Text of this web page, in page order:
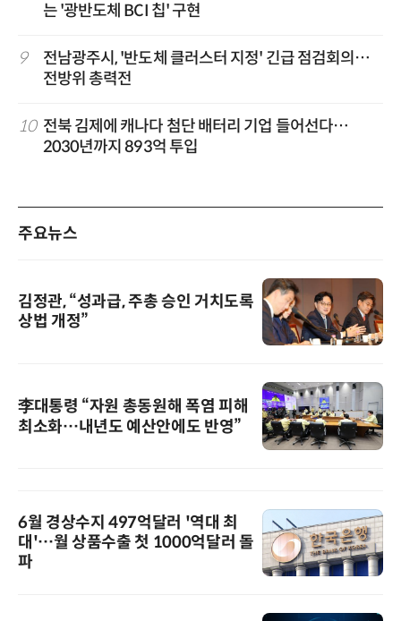
는 '광반도체 BCI 칩' 구현
9
전남광주시, '반도체 클러스터 지정' 긴급 점검회의…
전방위 총력전
10 전북 김제에 캐나다 첨단 배터리 기업 들어선다…
2030년까지 893억 투입
주요뉴스
김정관, “성과급, 주총 승인 거치도록
상법 개정”
李대통령 “자원 총동원해 폭염 피해
최소화…내년도 예산안에도 반영”
6월 경상수지 497억달러 '역대 최
대'…월 상품수출 첫 1000억달러 돌
파